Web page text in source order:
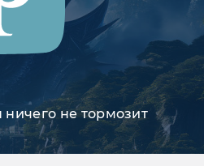
ничего не тормозит